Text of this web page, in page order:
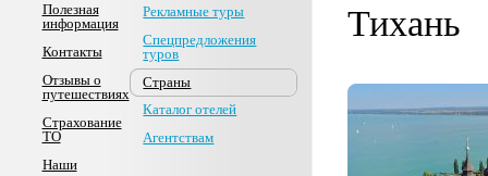
Полезная
информация
Контакты
Отзывы о
путешествиях
Страхование
ТО
Наши
Рекламные туры
Спецпредложения
туров
Страны
Каталог отелей
Агентствам
Тихань